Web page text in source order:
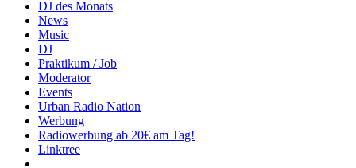
DJ des Monats
News
Music
DJ
Praktikum / Job
Moderator
Events
Urban Radio Nation
Werbung
Radiowerbung ab 20€ am Tag!
Linktree